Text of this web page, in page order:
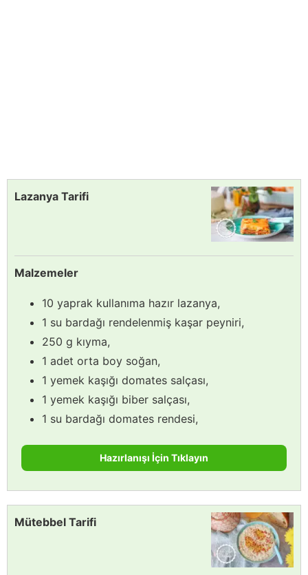
Lazanya Tarifi
Malzemeler
10 yaprak kullanıma hazır lazanya,
1 su bardağı rendelenmiş kaşar peyniri,
250 g kıyma,
1 adet orta boy soğan,
1 yemek kaşığı domates salçası,
1 yemek kaşığı biber salçası,
1 su bardağı domates rendesi,
Hazırlanışı İçin Tıklayın
Mütebbel Tarifi